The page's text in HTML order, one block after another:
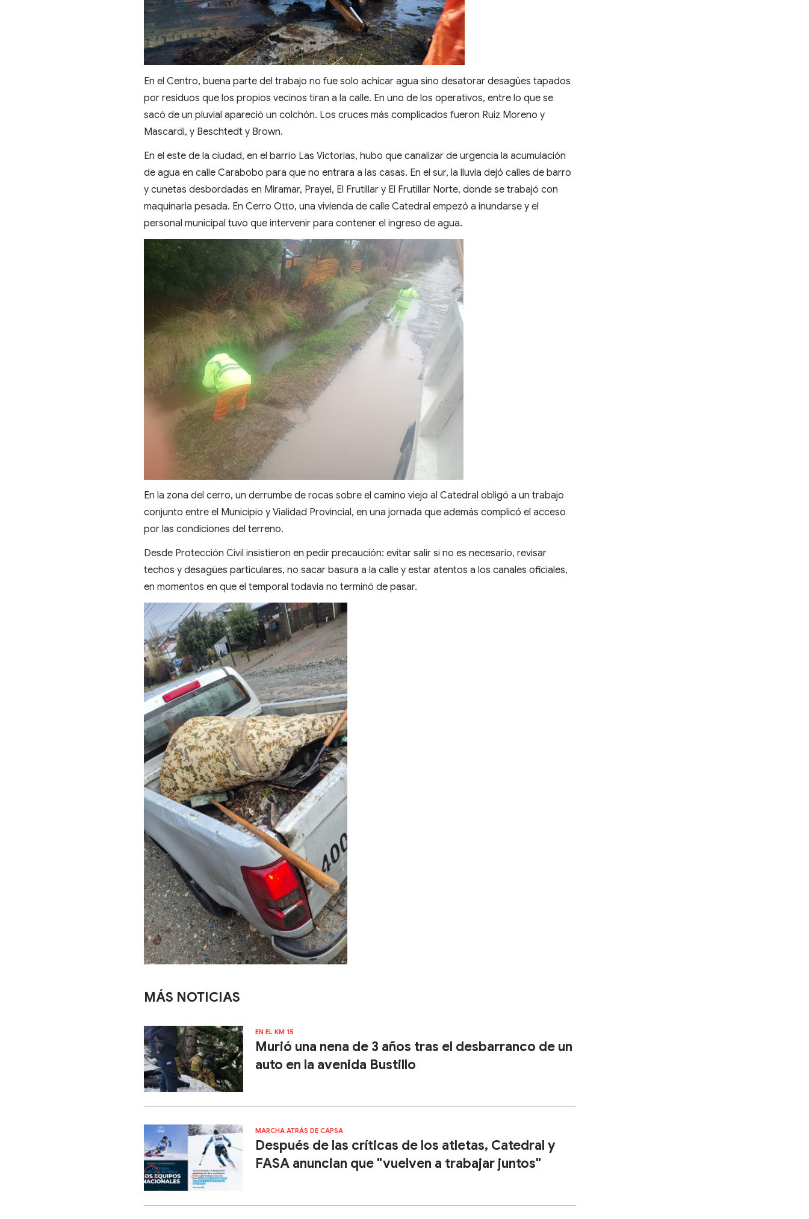
En el Centro, buena parte del trabajo no fue solo achicar agua sino desatorar desagües tapados
por residuos que los propios vecinos tiran a la calle. En uno de los operativos, entre lo que se
sacó de un pluvial apareció un colchón. Los cruces más complicados fueron Ruiz Moreno y
Mascardi, y Beschtedt y Brown.
En el este de la ciudad, en el barrio Las Victorias, hubo que canalizar de urgencia la acumulación
de agua en calle Carabobo para que no entrara a las casas. En el sur, la lluvia dejó calles de barro
y cunetas desbordadas en Miramar, Prayel, El Frutillar y El Frutillar Norte, donde se trabajó con
maquinaria pesada. En Cerro Otto, una vivienda de calle Catedral empezó a inundarse y el
personal municipal tuvo que intervenir para contener el ingreso de agua.
En la zona del cerro, un derrumbe de rocas sobre el camino viejo al Catedral obligó a un trabajo
conjunto entre el Municipio y Vialidad Provincial, en una jornada que además complicó el acceso
por las condiciones del terreno.
Desde Protección Civil insistieron en pedir precaución: evitar salir si no es necesario, revisar
techos y desagües particulares, no sacar basura a la calle y estar atentos a los canales oficiales,
en momentos en que el temporal todavía no terminó de pasar.
MÁS NOTICIAS
EN EL KM 15
Murió una nena de 3 años tras el desbarranco de un
auto en la avenida Bustillo
MARCHA ATRÁS DE CAPSA
Después de las críticas de los atletas, Catedral y
FASA anuncian que "vuelven a trabajar juntos"